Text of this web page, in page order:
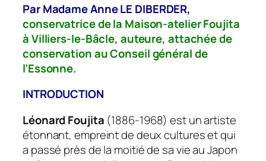
Par Madame Anne LE DIBERDER,
conservatrice de la Maison-atelier Foujita
à Villiers-le-Bâcle, auteure, attachée de
conservation au Conseil général de
l’Essonne.
INTRODUCTION
Léonard Foujita (1886-1968) est un artiste
étonnant, empreint de deux cultures et qui
a passé près de la moitié de sa vie au Japon